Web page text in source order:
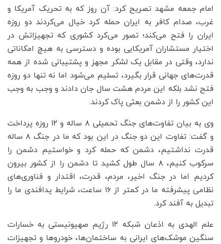
امام جمعه مشهد تصریح کرد: آن روز که به تحریک آمریکا و
غرب، صدام کافر به ایران حمله کرد خیال می‌کردند دو روزه
ایران را فتح می‌کند؛ تصور می‌کرد کشوری که تجهیزاتش در
اختیار مستشاران آمریکایی بوده و دسترسی به هیچ امکاناتی
ندارد، وقتی در مقابل یک لشکر مجهز و پشتیبانی شده از همه
قدرت‌های جهانی قرار بگیرد، تسلیم می‌شود اما نه تنها دو روزه
فتح نشد بلکه این مردم هشت سال جان دادند و وجب به وجب
این کشور را از دشمن بعثی پاک کردند.
وی به بیان تفاوت‌های جنگ تحمیلی ۸ ساله و ۱۲ روزه پرداخت
و گفت: تفاوت این دو جنگ در این بود که ما در جنگ ۸ ساله
قدرت نداشتیم، دشمن که حمله کرد و خواستیم دشمن را
سرکوب کنیم، ۸ سال طول کشید تا دشمن را از کشور بیرون
کردیم اما در جنگ اخیر، مردم، قدرت، اقتدار و فناوری‌های
نظامی پیشرفته ما در کمتر از ۱۶ ساعت، شرایط پدافندی ما را
تبدیل به آفند کرد.
علم الهدی به اذعان شبکه ۱۲ رژیم صهیونیستی به خسارات
سنگین موشک‌های ایرانی به ساختمان‌ها، خودروها و تجهیزات